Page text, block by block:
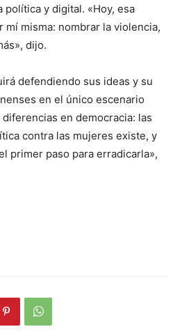
política y digital. «Hoy, esa
mí misma: nombrar la violencia,
dijo.
defendiendo sus ideas y su
en el único escenario
en democracia: las
contra las mujeres existe, y
primer paso para erradicarla»,